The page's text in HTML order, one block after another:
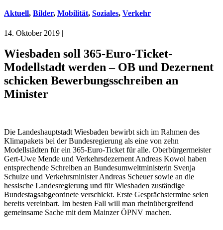
Aktuell, Bilder, Mobilität, Soziales, Verkehr
14. Oktober 2019 |
Wiesbaden soll 365-Euro-Ticket-
Modellstadt werden – OB und Dezernent
schicken Bewerbungsschreiben an
Minister
Die Landeshauptstadt Wiesbaden bewirbt sich im Rahmen des
Klimapakets bei der Bundesregierung als eine von zehn
Modellstädten für ein 365-Euro-Ticket für alle. Oberbürgermeister
Gert-Uwe Mende und Verkehrsdezernent Andreas Kowol haben
entsprechende Schreiben an Bundesumweltministerin Svenja
Schulze und Verkehrsminister Andreas Scheuer sowie an die
hessische Landesregierung und für Wiesbaden zuständige
Bundestagsabgeordnete verschickt. Erste Gesprächstermine seien
bereits vereinbart. Im besten Fall will man rheinübergreifend
gemeinsame Sache mit dem Mainzer ÖPNV machen.